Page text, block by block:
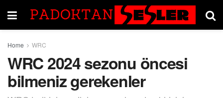
Home WRC
WRC 2024 sezonu öncesi
bilmeniz gerekenler